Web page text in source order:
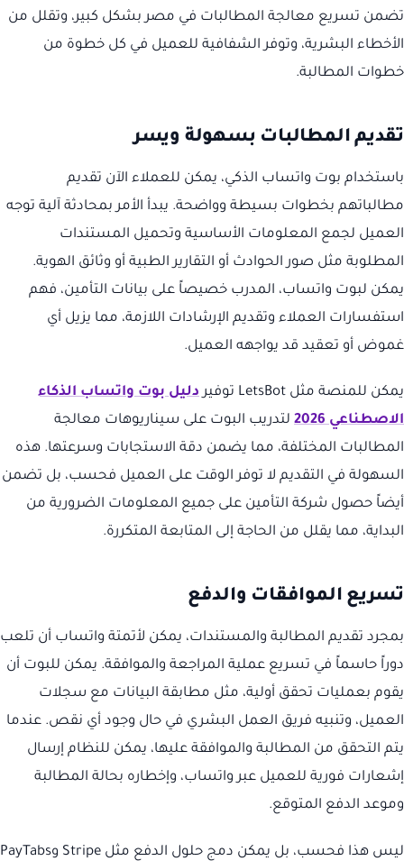
تضمن تسريع معالجة المطالبات في مصر بشكل كبير، وتقلل من
الأخطاء البشرية، وتوفر الشفافية للعميل في كل خطوة من
خطوات المطالبة.
تقديم المطالبات بسهولة ويسر
باستخدام بوت واتساب الذكي، يمكن للعملاء الآن تقديم
مطالباتهم بخطوات بسيطة وواضحة. يبدأ الأمر بمحادثة آلية توجه
العميل لجمع المعلومات الأساسية وتحميل المستندات
المطلوبة مثل صور الحوادث أو التقارير الطبية أو وثائق الهوية.
يمكن لبوت واتساب، المدرب خصيصاً على بيانات التأمين، فهم
استفسارات العملاء وتقديم الإرشادات اللازمة، مما يزيل أي
غموض أو تعقيد قد يواجهه العميل.
يمكن للمنصة مثل LetsBot توفير
دليل بوت واتساب الذكاء
الاصطناعي 2026
لتدريب البوت على سيناريوهات معالجة
المطالبات المختلفة، مما يضمن دقة الاستجابات وسرعتها. هذه
السهولة في التقديم لا توفر الوقت على العميل فحسب، بل تضمن
أيضاً حصول شركة التأمين على جميع المعلومات الضرورية من
البداية، مما يقلل من الحاجة إلى المتابعة المتكررة.
تسريع الموافقات والدفع
بمجرد تقديم المطالبة والمستندات، يمكن لأتمتة واتساب أن تلعب
دوراً حاسماً في تسريع عملية المراجعة والموافقة. يمكن للبوت أن
يقوم بعمليات تحقق أولية، مثل مطابقة البيانات مع سجلات
العميل، وتنبيه فريق العمل البشري في حال وجود أي نقص. عندما
يتم التحقق من المطالبة والموافقة عليها، يمكن للنظام إرسال
إشعارات فورية للعميل عبر واتساب، وإخطاره بحالة المطالبة
وموعد الدفع المتوقع.
ليس هذا فحسب، بل يمكن دمج حلول الدفع مثل Stripe وPayTabs